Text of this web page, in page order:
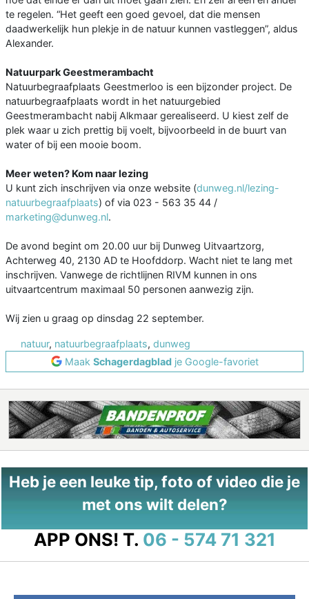
te regelen. “Het geeft een goed gevoel, dat die mensen
daadwerkelijk hun plekje in de natuur kunnen vastleggen”, aldus
Alexander.
Natuurpark Geestmerambacht
Natuurbegraafplaats Geestmerloo is een bijzonder project. De
natuurbegraafplaats wordt in het natuurgebied
Geestmerambacht nabij Alkmaar gerealiseerd. U kiest zelf de
plek waar u zich prettig bij voelt, bijvoorbeeld in de buurt van
water of bij een mooie boom.
Meer weten? Kom naar lezing
U kunt zich inschrijven via onze website (dunweg.nl/lezing-
natuurbegraafplaats) of via 023 - 563 35 44 /
marketing@dunweg.nl.
De avond begint om 20.00 uur bij Dunweg Uitvaartzorg,
Achterweg 40, 2130 AD te Hoofddorp. Wacht niet te lang met
inschrijven. Vanwege de richtlijnen RIVM kunnen in ons
uitvaartcentrum maximaal 50 personen aanwezig zijn.
Wij zien u graag op dinsdag 22 september.
natuur, natuurbegraafplaats, dunweg
Maak Schagerdagbladje Google-favoriet
Heb je een leuke tip, foto of video die je
met ons wilt delen?
APP ONS! T. 06 - 574 71 321